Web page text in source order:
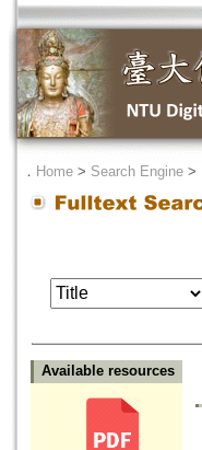
． Home > Search Engine >
Available resources